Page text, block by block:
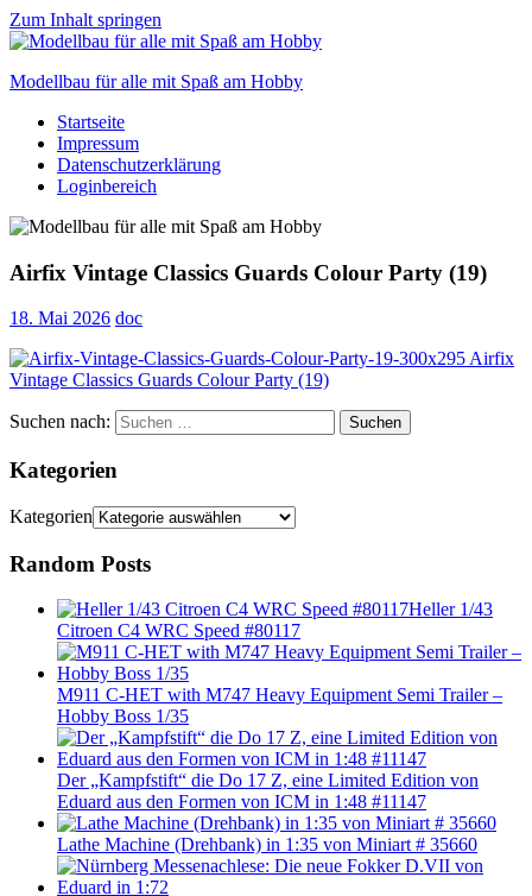
Zum Inhalt springen
Modellbau für alle mit Spaß am Hobby
Scale
modelling
to
Startseite
Impressum
Datenschutzerklärung
Loginbereich
Airfix Vintage Classics Guards Colour Party (19)
18. Mai 2026 doc
Suchen nach: Suchen
Kategorien
Kategorien
Random Posts
Heller 1/43
Citroen C4 WRC Speed #80117
M911 C-HET with M747 Heavy Equipment Semi Trailer –
Hobby Boss 1/35
Der „Kampfstift“ die Do 17 Z, eine Limited Edition von
Eduard aus den Formen von ICM in 1:48 #11147
Lathe Machine (Drehbank) in 1:35 von Miniart # 35660